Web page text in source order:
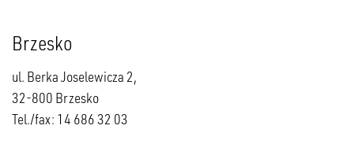
Brzesko
ul. Berka Joselewicza 2,
32-800 Brzesko
Tel./fax: 14 686 32 03